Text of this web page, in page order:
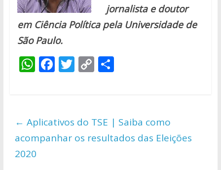
jornalista e doutor
em Ciência Política pela Universidade de
São Paulo.
W
A
p
p
F
o
o
T C
Li
n
S
← Aplicativos do TSE | Saiba como
acompanhar os resultados das Eleições
2020